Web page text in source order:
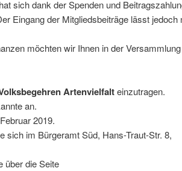
sich dank der Spenden und
Eingang der Mitgliedsbeiträge lässt jedoch
möchten wir Ihnen in der Versammlung
Artenvielfalteinzutragen.
an.
2019.
sich im Bürgeramt Süd, Hans-Traut-Str. 8,
über die Seite